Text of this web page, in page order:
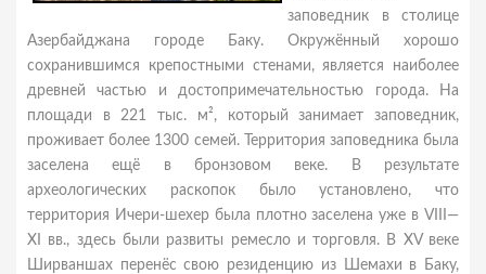
заповедник в столице
Азербайджана городе Баку. Окружённый хорошо
сохранившимся крепостными стенами, является наиболее
древней частью и достопримечательностью города. На
площади в 221 тыс. м², который занимает заповедник,
проживает более 1300 семей. Территория заповедника была
заселена ещё в бронзовом веке. В результате
археологических раскопок было установлено, что
территория Ичери-шехер была плотно заселена уже в VIII—
XI вв., здесь были развиты ремесло и торговля. В XV веке
Ширваншах перенёс свою резиденцию из Шемахи в Баку,